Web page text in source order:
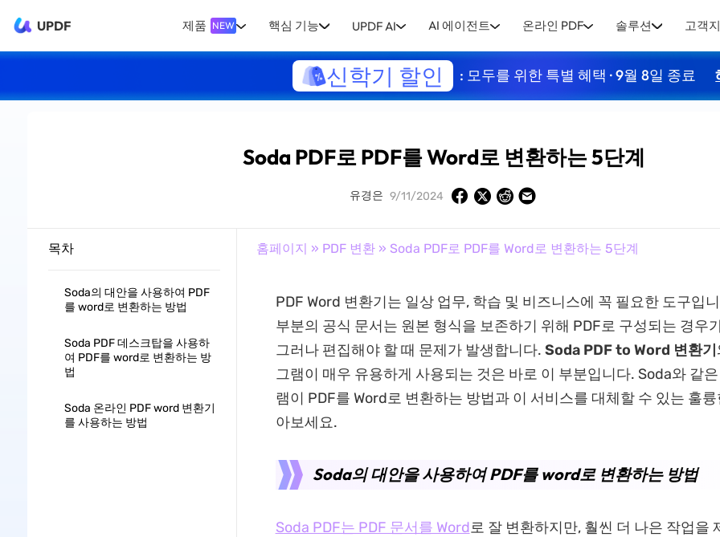
UPDF 제품 NEW 핵심 기능 UPDF AI AI 에이전트 온라인 PDF 솔루션 고객
신학기 할인 : 모두를 위한 특별 혜택 · 9월 8일 종료
Soda PDF로 PDF를 Word로 변환하는 5단계
유경은 9/11/2024
목차
Soda의 대안을 사용하여 PDF
를 word로 변환하는 방법
Soda PDF 데스크탑을 사용하
여 PDF를 word로 변환하는 방
법
Soda 온라인 PDF word 변환기
를 사용하는 방법
홈페이지 » PDF 변환» Soda PDF로 PDF를 Word로 변환하는 5단계
PDF Word 변환기는 일상 업무, 학습 및 비즈니스에 꼭 필요한 도구입
부분의 공식 문서는 원본 형식을 보존하기 위해 PDF로 구성되는 경우
그러나 편집해야 할 때 문제가 발생합니다. Soda PDF to Word 변환기
그램이 매우 유용하게 사용되는 것은 바로 이 부분입니다. Soda와 같
램이 PDF를 Word로 변환하는 방법과 이 서비스를 대체할 수 있는 훌
아보세요.
Soda의 대안을 사용하여 PDF를 word로 변환하는 방법
Soda PDF는 PDF 문서를 Word로 잘 변환하지만, 훨씬 더 나은 작업을